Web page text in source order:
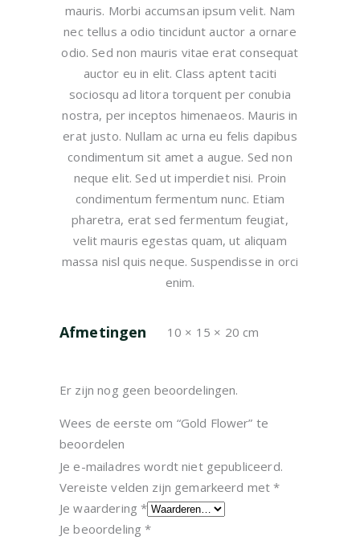
mauris. Morbi accumsan ipsum velit. Nam
nec tellus a odio tincidunt auctor a ornare
odio. Sed non mauris vitae erat consequat
auctor eu in elit. Class aptent taciti
sociosqu ad litora torquent per conubia
nostra, per inceptos himenaeos. Mauris in
erat justo. Nullam ac urna eu felis dapibus
condimentum sit amet a augue. Sed non
neque elit. Sed ut imperdiet nisi. Proin
condimentum fermentum nunc. Etiam
pharetra, erat sed fermentum feugiat,
velit mauris egestas quam, ut aliquam
massa nisl quis neque. Suspendisse in orci
enim.
Afmetingen 10 × 15 × 20 cm
Er zijn nog geen beoordelingen.
Wees de eerste om “Gold Flower” te
beoordelen
Je e-mailadres wordt niet gepubliceerd.
Vereiste velden zijn gemarkeerd met*
Je waardering*
Je beoordeling*